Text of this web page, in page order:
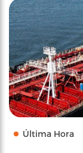
Última Hora